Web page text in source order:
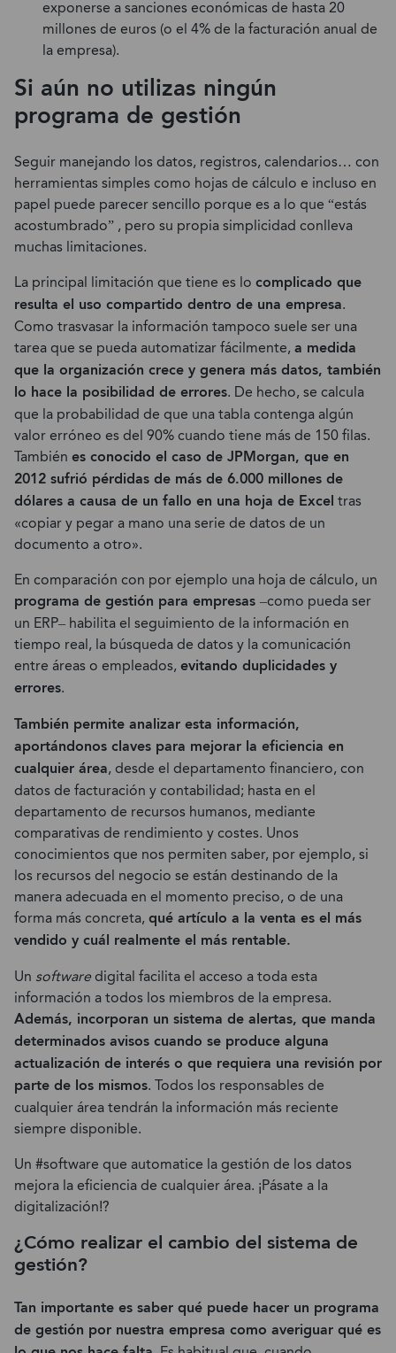
exponerse a sanciones económicas de hasta 20
millones de euros (o el 4% de la facturación anual de
la empresa).
Si aún no utilizas ningún
programa de gestión
Seguir manejando los datos, registros, calendarios… con
herramientas simples como hojas de cálculo e incluso en
papel puede parecer sencillo porque es a lo que “estás
acostumbrado” , pero su propia simplicidad conlleva
muchas limitaciones.
La principal limitación que tiene es lo complicado que
resulta el uso compartido dentro de una empresa.
Como trasvasar la información tampoco suele ser una
tarea que se pueda automatizar fácilmente,a medida
que la organización crece y genera más datos, también
lo hace la posibilidad de errores. De hecho, se calcula
que la probabilidad de que una tabla contenga algún
valor erróneo es del 90% cuando tiene más de 150 filas.
También es conocido el caso de JPMorgan, que en
2012 sufrió pérdidas de más de 6.000 millones de
dólares a causa de un fallo en una hoja de Excel tras
«copiar y pegar a mano una serie de datos de un
documento a otro».
En comparación con por ejemplo una hoja de cálculo, un
programa de gestión para empresas –como pueda ser
un ERP– habilita el seguimiento de la información en
tiempo real, la búsqueda de datos y la comunicación
entre áreas o empleados,evitando duplicidades y
errores.
También permite analizar esta información,
aportándonos claves para mejorar la eficiencia en
cualquier área, desde el departamento financiero, con
datos de facturación y contabilidad; hasta en el
departamento de recursos humanos, mediante
comparativas de rendimiento y costes. Unos
conocimientos que nos permiten saber, por ejemplo, si
los recursos del negocio se están destinando de la
manera adecuada en el momento preciso, o de una
forma más concreta,qué artículo a la venta es el más
vendido y cuál realmente el más rentable.
Un softwaredigital facilita el acceso a toda esta
información a todos los miembros de la empresa.
Además, incorporan un sistema de alertas, que manda
determinados avisos cuando se produce alguna
actualización de interés o que requiera una revisión por
parte de los mismos. Todos los responsables de
cualquier área tendrán la información más reciente
siempre disponible.
Un #software que automatice la gestión de los datos
mejora la eficiencia de cualquier área. ¡Pásate a la
digitalización!?
¿Cómo realizar el cambio del sistema de
gestión?
Tan importante es saber qué puede hacer un programa
de gestión por nuestra empresa como averiguar qué es